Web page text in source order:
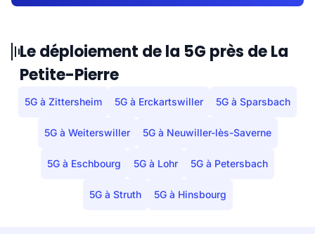
Le déploiement de la 5G près de La
Petite-Pierre
5G à Zittersheim 5G à Erckartswiller 5G à Sparsbach
5G à Weiterswiller 5G à Neuwiller-lès-Saverne
5G à Eschbourg 5G à Lohr 5G à Petersbach
5G à Struth 5G à Hinsbourg